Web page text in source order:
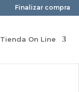
Finalizar compra
Tienda On Line